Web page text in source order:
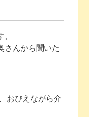
さんから聞いた
おびえながら介